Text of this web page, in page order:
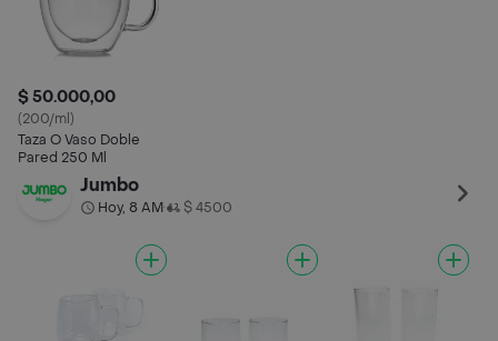
$ 50.000,00
(200/ml)
Taza O Vaso Doble
Pared 250 Ml
Jumbo
Hoy, 8 AM• $ 4500